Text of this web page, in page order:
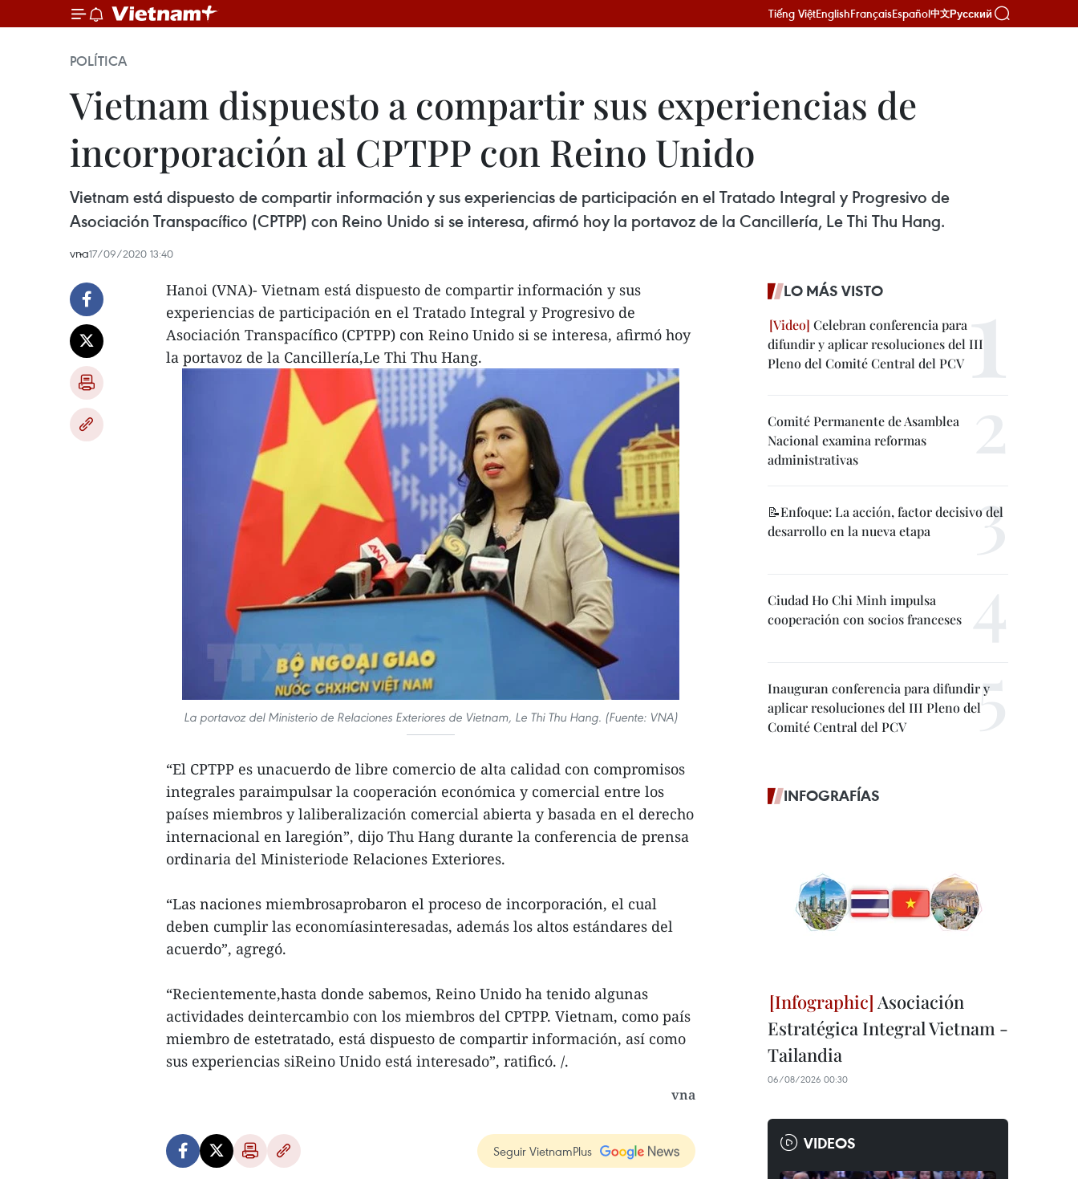
Tiếng ViệtEnglishFrançaisEspañol中文Русский
POLÍTICA
Vietnam dispuesto a compartir sus experiencias de
incorporación al CPTPP con Reino Unido
Vietnam está dispuesto de compartir información y sus experiencias de participación en el Tratado Integral y Progresivo de
Asociación Transpacífico (CPTPP) con Reino Unido si se interesa, afirmó hoy la portavoz de la Cancillería, Le Thi Thu Hang.
vna17/09/2020 13:40
Hanoi (VNA)- Vietnam está dispuesto de compartir información y sus
experiencias de participación en el Tratado Integral y Progresivo de
Asociación Transpacífico (CPTPP) con Reino Unido si se interesa, afirmó hoy
la portavoz de la Cancillería,Le Thi Thu Hang.
La portavoz del Ministerio de Relaciones Exteriores de Vietnam, Le Thi Thu Hang. (Fuente: VNA)
“El CPTPP es unacuerdo de libre comercio de alta calidad con compromisos
integrales paraimpulsar la cooperación económica y comercial entre los
países miembros y laliberalización comercial abierta y basada en el derecho
internacional en laregión”, dijo Thu Hang durante la conferencia de prensa
ordinaria del Ministeriode Relaciones Exteriores.
“Las naciones miembrosaprobaron el proceso de incorporación, el cual
deben cumplir las economíasinteresadas, además los altos estándares del
acuerdo”, agregó.
“Recientemente,hasta donde sabemos, Reino Unido ha tenido algunas
actividades deintercambio con los miembros del CPTPP. Vietnam, como país
miembro de estetratado, está dispuesto de compartir información, así como
sus experiencias siReino Unido está interesado”, ratificó. /.
vna
Seguir VietnamPlus
LO MÁS VISTO
Celebran conferencia para
difundir y aplicar resoluciones del III
Pleno del Comité Central del PCV
Comité Permanente de Asamblea
Nacional examina reformas
administrativas
📝Enfoque: La acción, factor decisivo del
desarrollo en la nueva etapa
Ciudad Ho Chi Minh impulsa
cooperación con socios franceses
Inauguran conferencia para difundir y
aplicar resoluciones del III Pleno del
Comité Central del PCV
INFOGRAFÍAS
Asociación
Estratégica Integral Vietnam -
Tailandia
06/08/2026 00:30
VIDEOS